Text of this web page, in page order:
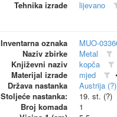
Tehnika izrade
lijevano
Inventarna oznaka
MUO-
Naziv zbirke
Metal
Književni naziv
kopča
Materijal izrade
mjed
Država nastanka
Austrija
Stoljeće nastanka:
19. st. (?)
Broj komada
1